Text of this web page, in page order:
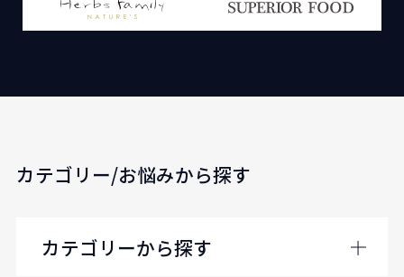
カテゴリー/お悩みから探す
カテゴリーから探す